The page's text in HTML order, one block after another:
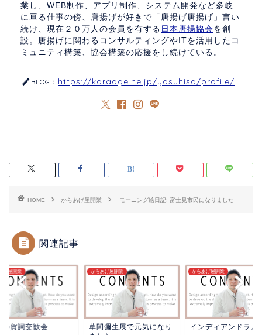
業し、WEB制作、アプリ制作、システム開発など多岐
に亘る仕事の傍、唐揚げが好きで「唐揚げ唐揚げ」言い
続け、現在２０万人の会員を有する 日本唐揚協会を創
設。唐揚げに関わるコンサルティングやITを活用したコ
ミュニティ構築、協会構築の応援をし続けている。
BLOG： https://karaage.ne.jp/yasuhisa/profile/
HOME からあげ屋開業 モーニング絵日記: 富士見市民になりました
関連記事
げ屋開業
の賀詞交歓会
からあげ屋開業
草間彌生展で元気になり
からあげ屋開業
インディアンドラム